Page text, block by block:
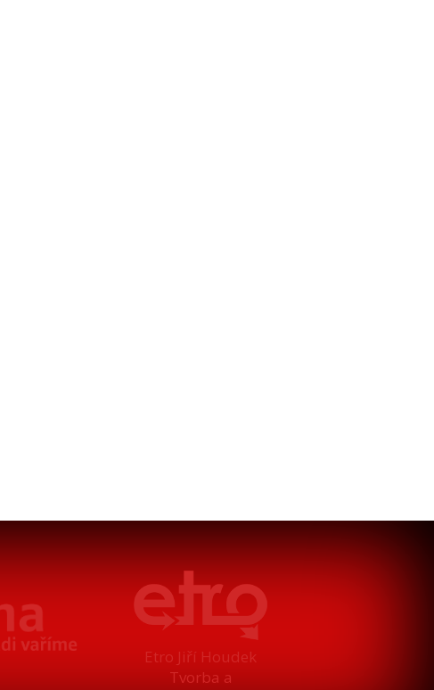
Etro Jiří Houdek
Tvorba a